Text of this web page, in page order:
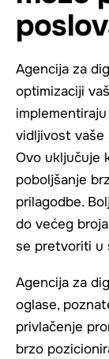
Agencija za
optimizaciji
vidljivost vaše
Ovo uključuje
poboljšanje
prilagodbe.
do većeg
se pretvoriti u
Agencija za
oglase,
privlačenje
brzo